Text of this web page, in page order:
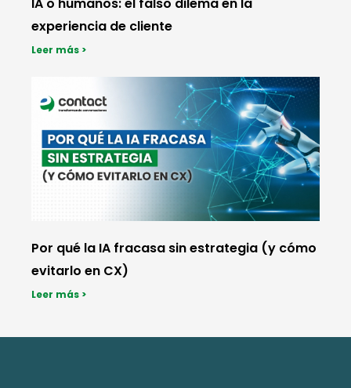
experiencia de cliente
Leer más >
Por qué la IA fracasa sin estrategia (y cómo
evitarlo en CX)
Leer más >